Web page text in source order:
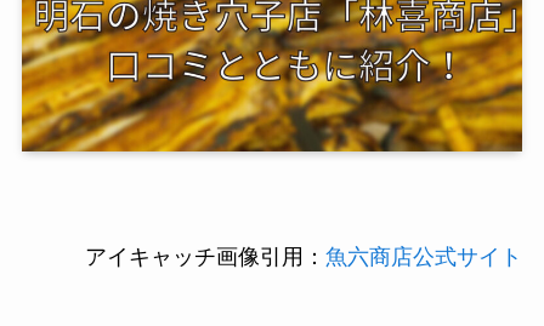
アイキャッチ画像引用：魚六商店公式サイト